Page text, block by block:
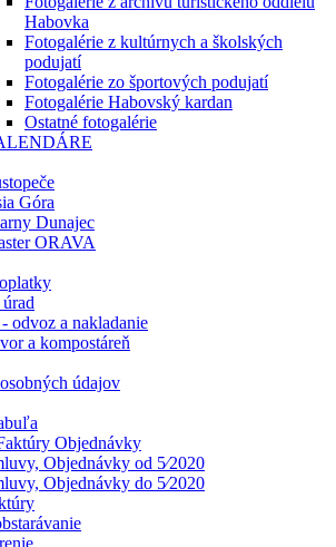
Habovka
Fotogalérie z kultúrnych a školských
podujatí
Fotogalérie zo športových podujatí
Fotogalérie Habovský kardan
Ostatné fotogalérie
Góra
Dunajec
ORAVA
odvoz a nakladanie
a kompostáreň
údajov
Objednávky
Objednávky od 5⁄2020
Objednávky do 5⁄2020